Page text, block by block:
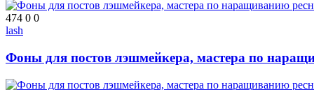
474 0 0
lash
Фоны для постов лэшмейкера, мастера по